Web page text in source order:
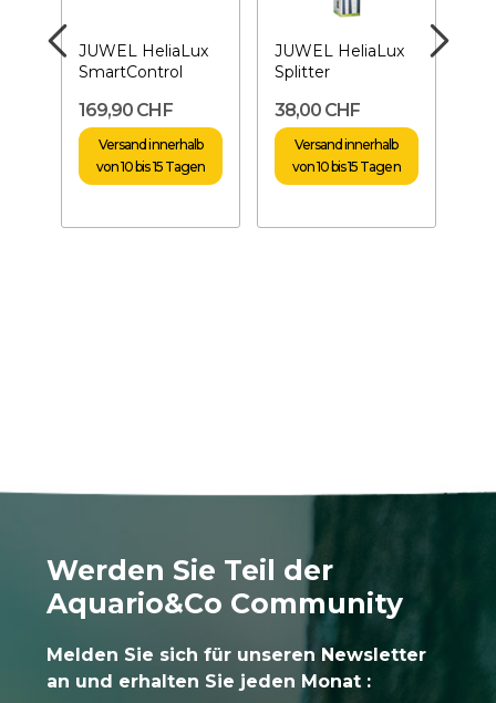
JUWEL HeliaLux
SmartControl
169,90 CHF
Versand innerhalb
von 10 bis 15 Tagen
JUWEL HeliaLux
Splitter
38,00 CHF
Versand innerhalb
von 10 bis 15 Tagen
Werden Sie Teil der
Aquario&Co Community
Melden Sie sich für unseren Newsletter
an und erhalten Sie jeden Monat :